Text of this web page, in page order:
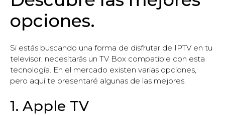
opciones.
Si estás buscando una forma de disfrutar de IPTV en tu
televisor, necesitarás un TV Box compatible con esta
tecnología. En el mercado existen varias opciones,
pero aquí te presentaré algunas de las mejores.
1. Apple TV